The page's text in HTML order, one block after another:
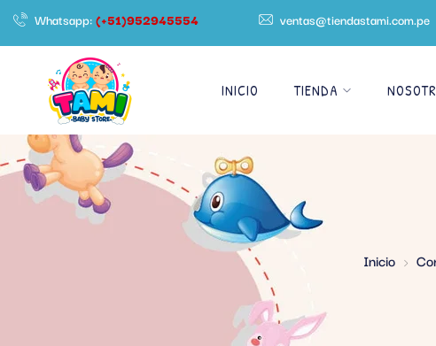
Whatsapp:(+51)952945554 ventas@tiendastami.com.pe
INICIO TIENDA
Inicio